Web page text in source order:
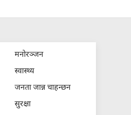
मनोरञ्जन
स्वास्थ्य
जनता जान्न चाहन्छन
सुरक्षा